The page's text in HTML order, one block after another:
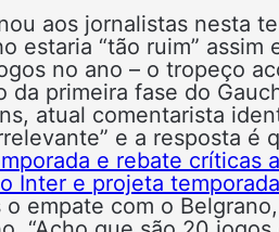
aos jornalistas nesta
estaria “tão ruim”
no ano – o tropeço
da primeira fase do
atual comentarista
e a resposta é
e rebate críticas
Inter e projeta
empate com o